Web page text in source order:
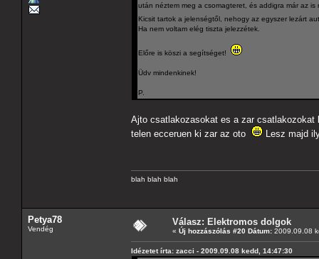
után néztem meg a csomagteret, és addigra már az
Kicsit tartok a jelenségtől, nehogy az egyszer lezárt
Ha nem voltam elég tiszta jelezzétek.
Előre is köszi a segítséget!
Üdv mindenkinek!
P.
Ajto csatlakozasokat es a zar
telen ecceruen ki zar az oto
Lesz majd
blah blah blah
Petya78
Vendég
Válasz: Elektromos dolgok
« Új hozzászólás #20 Dátum: 2009.09.08
Idézetet írta: zacci - 2009.09.08 kedd, 14:47:30